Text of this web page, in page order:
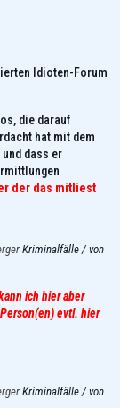
Idioten-Forum
die darauf
hat mit dem
dass er
der das mitliest
Kriminalfälle / von
ich hier aber
evtl. hier
Kriminalfälle / von